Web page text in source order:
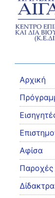
Αρχική
Αφίσα
Παροχές
Δίδακτρα